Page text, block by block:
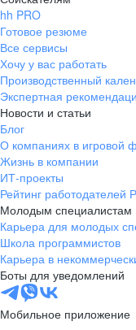
hh PRO
Готовое резюме
Все сервисы
Хочу у вас работать
Производственный
Экспертная
Новости и статьи
Блог
О компаниях в игровой
Жизнь в компании
ИТ-проекты
Рейтинг работодателей
Молодым специалистам
Карьера для молодых
Школа программистов
Карьера в
Боты для уведомлений
Мобильное приложение